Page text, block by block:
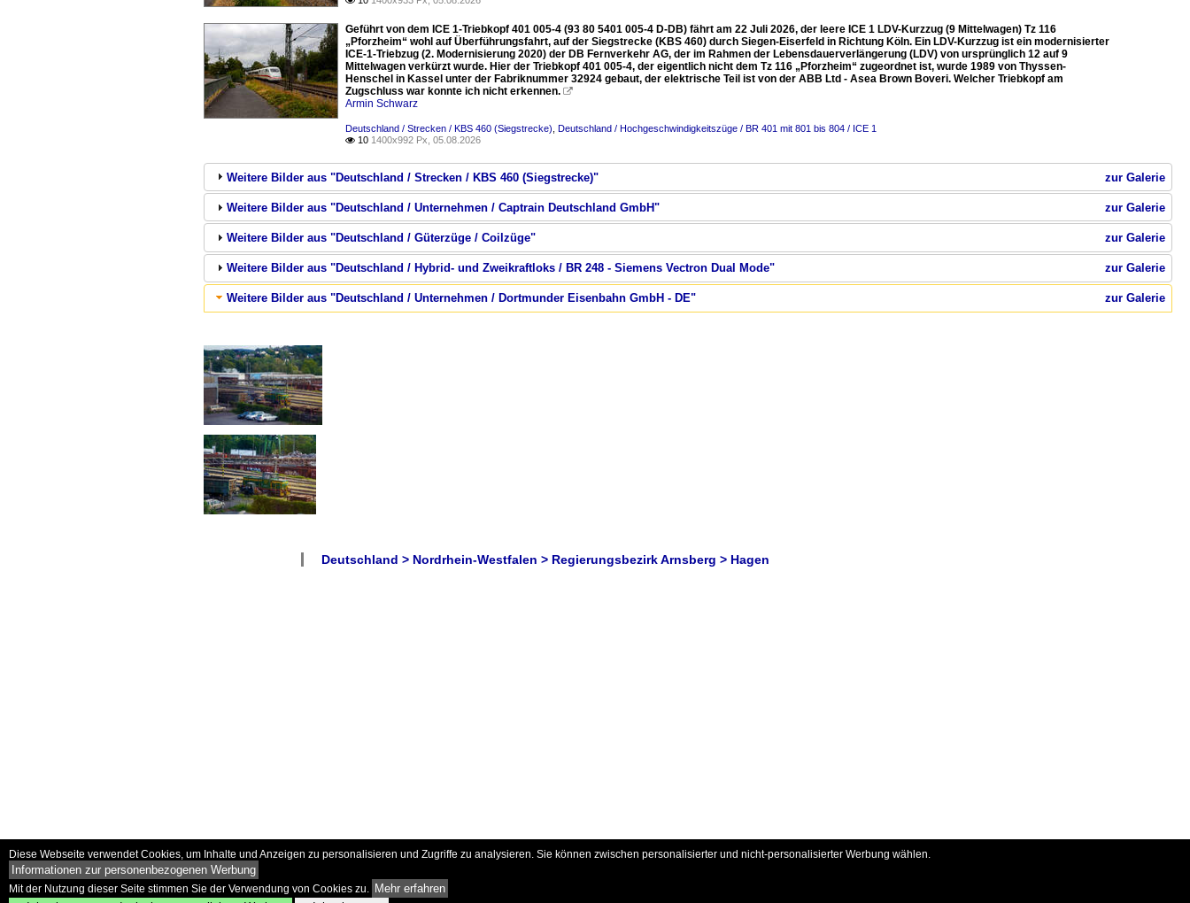
Geführt von dem ICE 1-Triebkopf 401 005-4 (93 80 5401 005-4 D-DB) fährt am 22 Juli 2026, der leere ICE 1 LDV-Kurzzug (9 Mittelwagen) Tz 116
„Pforzheim“ wohl auf Überführungsfahrt, auf der Siegstrecke (KBS 460) durch Siegen-Eiserfeld in Richtung Köln. Ein LDV-Kurzzug ist ein modernisierter
ICE-1-Triebzug (2. Modernisierung 2020) der DB Fernverkehr AG, der im Rahmen der Lebensdauerverlängerung (LDV) von ursprünglich 12 auf 9
Mittelwagen verkürzt wurde. Hier der Triebkopf 401 005-4, der eigentlich nicht dem Tz 116 „Pforzheim“ zugeordnet ist, wurde 1989 von Thyssen-
Henschel in Kassel unter der Fabriknummer 32924 gebaut, der elektrische Teil ist von der ABB Ltd - Asea Brown Boveri. Welcher Triebkopf am
Zugschluss war konnte ich nicht erkennen. 
Armin Schwarz
Deutschland / Strecken / KBS 460 (Siegstrecke) Deutschland / Hochgeschwindigkeitszüge / BR 401 mit 801 bis 804 / ICE 1
 10 1400x992 Px, 05.08.2026
zur Galerie
Weitere Bilder aus "Deutschland / Strecken / KBS 460 (Siegstrecke)"
zur Galerie
Weitere Bilder aus "Deutschland / Unternehmen / Captrain Deutschland GmbH"
zur Galerie
Weitere Bilder aus "Deutschland / Güterzüge / Coilzüge"
zur Galerie
Weitere Bilder aus "Deutschland / Hybrid- und Zweikraftloks / BR 248 - Siemens Vectron Dual Mode"
zur Galerie
Weitere Bilder aus "Deutschland / Unternehmen / Dortmunder Eisenbahn GmbH - DE"
Deutschland > Nordrhein-Westfalen > Regierungsbezirk Arnsberg > Hagen
Diese Webseite verwendet Cookies, um Inhalte und Anzeigen zu personalisieren und Zugriffe zu analysieren. Sie können zwischen personalisierter und nicht-personalisierter Werbung wählen.
Informationen zur personenbezogenen Werbung
Mit der Nutzung dieser Seite stimmen Sie der Verwendung von Cookies zu. Mehr erfahren